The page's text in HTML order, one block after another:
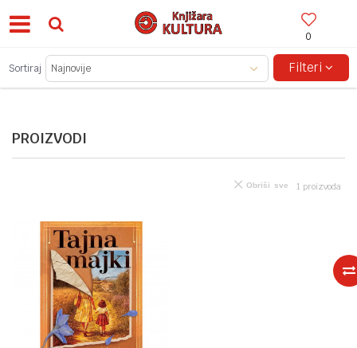
0
BESPLATNA ISPORUKA ZA IZNOSE PREKO 150KM!
PROIZVODI
Sortiraj Filteri
1 proizvoda
Obriši sve